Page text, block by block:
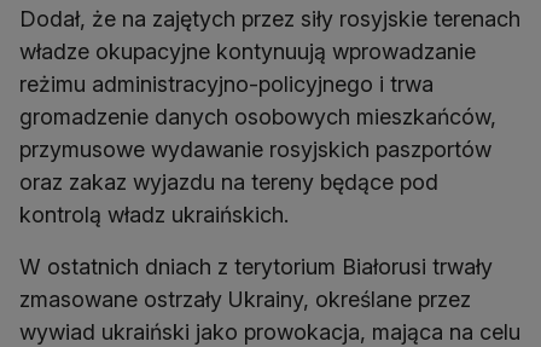
Dodał, że na zajętych przez siły rosyjskie terenach
władze okupacyjne kontynuują wprowadzanie
reżimu administracyjno-policyjnego i trwa
gromadzenie danych osobowych mieszkańców,
przymusowe wydawanie rosyjskich paszportów
oraz zakaz wyjazdu na tereny będące pod
kontrolą władz ukraińskich.
W ostatnich dniach z terytorium Białorusi trwały
zmasowane ostrzały Ukrainy, określane przez
wywiad ukraiński jako prowokacja, mająca na celu